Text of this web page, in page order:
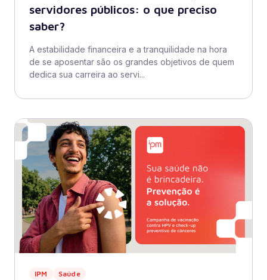
servidores públicos: o que preciso
saber?
A estabilidade financeira e a tranquilidade na hora
de se aposentar são os grandes objetivos de quem
dedica sua carreira ao servi...
IPM Saúde